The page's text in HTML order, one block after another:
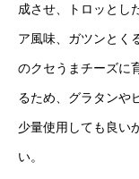
成させ、トロッとし
ア風味、ガツンとく
のクセうまチーズに
るため、グラタンや
少量使用しても良い
い。